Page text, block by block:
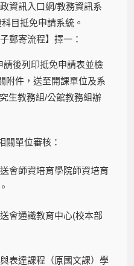
資訊入口網/教務資訊系
目抵免申請系統。
郵寄流程】擇一：
後列印抵免申請表並檢
附件，送至開課單位及系
生教務組/公館教務組辦
關單位審核：
會師資培育學院師資培育
會通識教育中心(校本部
表達課程（原國文課）學